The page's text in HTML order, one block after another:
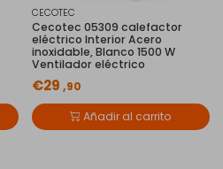
CECOTEC
Cecotec 05309 calefactor
eléctrico Interior Acero
inoxidable, Blanco 1500 W
Ventilador eléctrico
€29 ,90
Añadir al carrito